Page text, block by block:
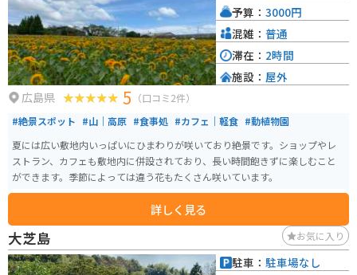
広島県 5 （口コミ2件）
#絶景スポット #山｜高原 #食事処 #カフェ｜軽食 #動植物園
夏には広い敷地内いっぱいにひまわりが咲いており絶景です。ショップやレ
ストラン、カフェも敷地内に併設されており、長い時間飽きずに楽しむこと
ができます。季節によっては違う花もたくさん咲いています。
詳しく見る
予算： 3000円
混雑： 普通
滞在： 2時間
施設： 屋外
大芝島 お気に入り
駐車： 駐車場なし